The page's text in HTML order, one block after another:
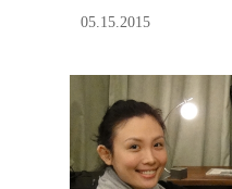
05.15.2015